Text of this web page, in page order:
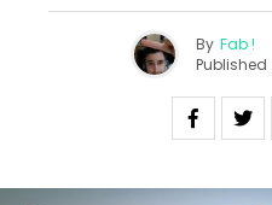
By Fab !
Published